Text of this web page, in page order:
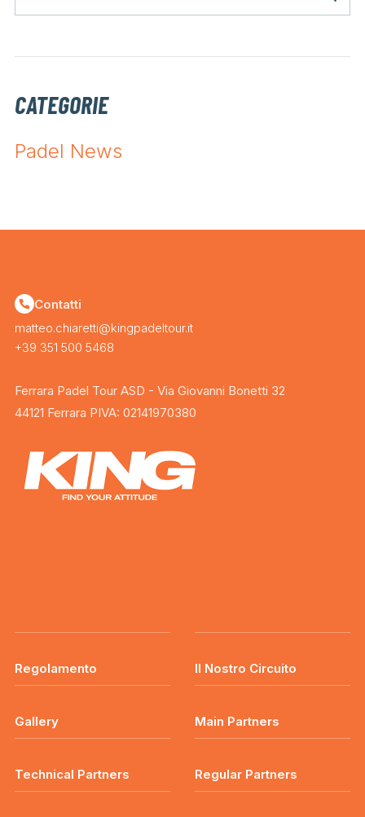
CATEGORIE
Padel News
Contatti
matteo.chiaretti@kingpadeltour.it
+39 351 500 5468
Ferrara Padel Tour ASD - Via Giovanni Bonetti 32
44121 Ferrara PIVA: 02141970380
Regolamento Il Nostro Circuito
Gallery Main Partners
Technical Partners Regular Partners